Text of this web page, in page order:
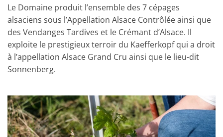
Le Domaine produit l’ensemble des 7 cépages
alsaciens sous l’Appellation Alsace Contrôlée ainsi que
des Vendanges Tardives et le Crémant d’Alsace. Il
exploite le prestigieux terroir du Kaefferkopf qui a droit
à l’appellation Alsace Grand Cru ainsi que le lieu-dit
Sonnenberg.